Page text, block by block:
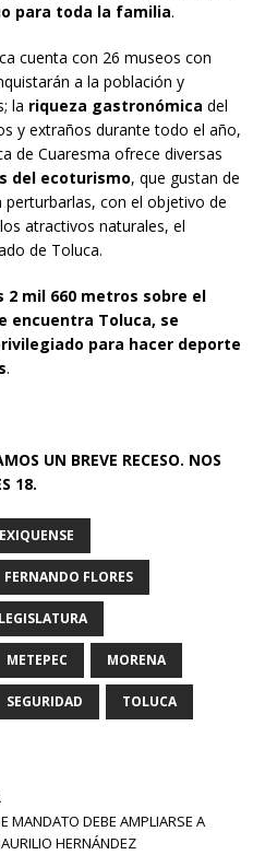
para toda la familia.
cuenta con 26 museos con
a la población y
la riqueza gastronómica del
y extraños durante todo el año,
de Cuaresma ofrece diversas
del ecoturismo, que gustan de
con el objetivo de
atractivos naturales, el
de Toluca.
2 mil 660 metros sobre el
encuentra Toluca, se
para hacer deporte
.
UN BREVE RECESO. NOS
18.
FERNANDO FLORES
METEPEC MORENA
SEGURIDAD TOLUCA
MANDATO DEBE AMPLIARSE A
HERNÁNDEZ